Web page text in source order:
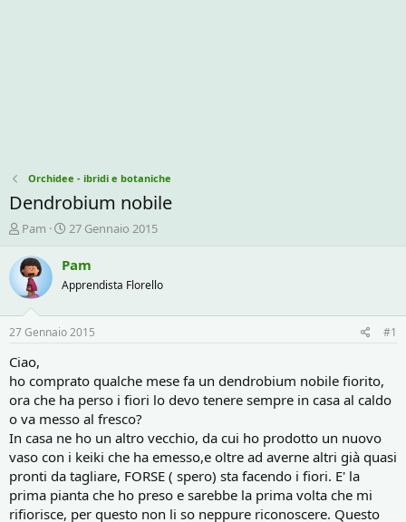
Orchidee - ibridi e botaniche
Dendrobium nobile
C
r
e
a
t
o
r
e
D
s
c
u
s
s
i
o
n
Pam
D
a
t
d
n
i
o
27 Gennaio 2015
Pam
Apprendista Florello
27 Gennaio 2015 #1
Ciao,
ho comprato qualche mese fa un dendrobium nobile fiorito,
ora che ha perso i fiori lo devo tenere sempre in casa al caldo
o va messo al fresco?
In casa ne ho un altro vecchio, da cui ho prodotto un nuovo
vaso con i keiki che ha emesso,e oltre ad averne altri già quasi
pronti da tagliare, FORSE ( spero) sta facendo i fiori. E' la
prima pianta che ho preso e sarebbe la prima volta che mi
rifiorisce, per questo non li so neppure riconoscere. Questo